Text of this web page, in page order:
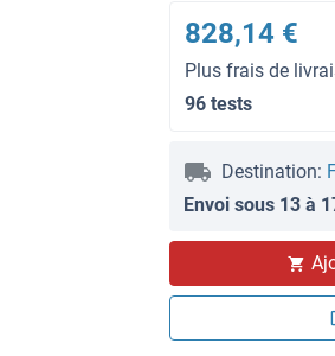
828,14 €
Plus frais de
96 tests
Destination:
Envoi sous 13 à